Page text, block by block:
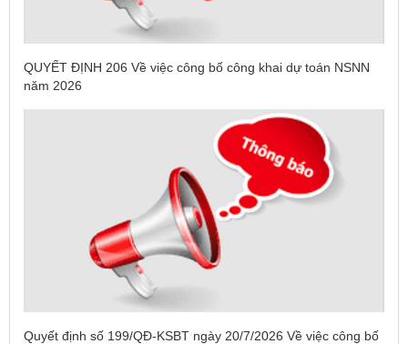
QUYẾT ĐỊNH 206 Về việc công bố công khai dự toán NSNN
năm 2026
Quyết định số 199/QĐ-KSBT ngày 20/7/2026 Về việc công bố